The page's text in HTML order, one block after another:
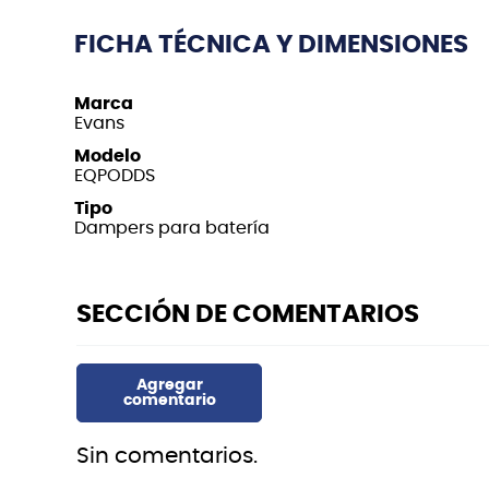
FICHA TÉCNICA Y DIMENSIONES
Marca
Evans
Modelo
EQPODDS
Tipo
Dampers para batería
Sin comentarios.